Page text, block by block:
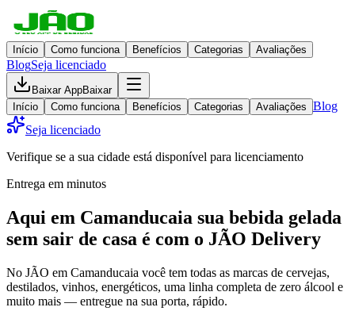
Início Como funciona Benefícios Categorias Avaliações
BlogSeja licenciado
Baixar AppBaixar
Início
Como funciona Benefícios Categorias Avaliações Blog
Seja licenciado
Verifique se a sua cidade está disponível para licenciamento
Entrega em minutos
Aqui em Camanducaia sua bebida gelada
sem sair de casa é com o JÃO Delivery
No JÃO em Camanducaia você tem todas as marcas de cervejas,
destilados, vinhos, energéticos, uma linha completa de zero álcool e
muito mais — entregue na sua porta, rápido.